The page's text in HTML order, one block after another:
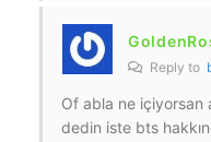
Reply to
Of abla ne içiyorsan
dedin iste bts